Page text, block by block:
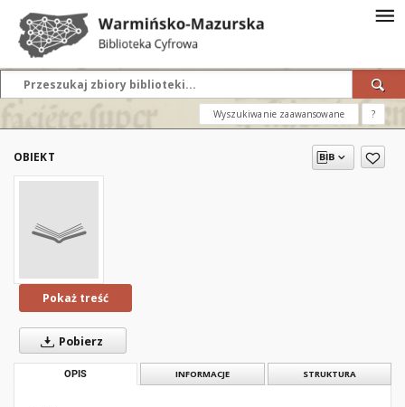
Wyszukiwanie zaawansowane ?
OBIEKT
Pokaż treść
Pobierz
OPIS INFORMACJE STRUKTURA